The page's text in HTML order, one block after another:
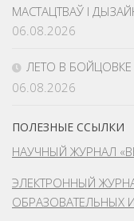
МАСТАЦТВАЎ І
06.08.2026
ЛЕТО В БОЙЦОВКЕ
06.08.2026
ПОЛЕЗНЫЕ ССЫЛКИ
НАУЧНЫЙ ЖУРНАЛ
ЭЛЕКТРОННЫЙ
ОБРАЗОВАТЕЛЬНЫХ